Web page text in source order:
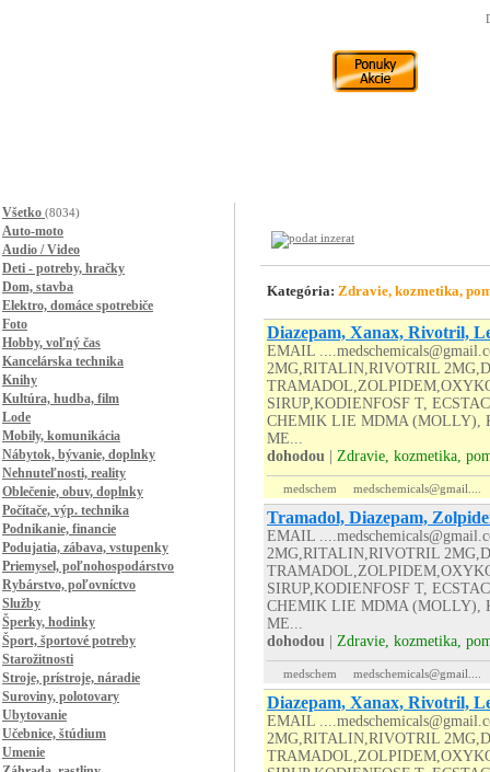
Všetko (8034)
Auto-moto
Audio / Video
Deti - potreby, hračky
Dom, stavba
Elektro, domáce spotrebiče
Foto
Hobby, voľný čas
Kancelárska technika
Knihy
Kultúra, hudba, film
Lode
Mobily, komunikácia
Nábytok, bývanie, doplnky
Nehnuteľnosti, reality
Oblečenie, obuv, doplnky
Počítače, výp. technika
Podnikanie, financie
Podujatia, zábava, vstupenky
Priemysel, poľnohospodárstvo
Rybárstvo, poľovníctvo
Služby
Šperky, hodinky
Šport, športové potreby
Starožitnosti
Stroje, prístroje, náradie
Suroviny, polotovary
Ubytovanie
Učebnice, štúdium
Umenie
Kategória: Zdravie, kozmetika,
Diazepam, Xanax, Rivotril,
EMAIL
2MG,RITALIN,RIVOTRIL
SIRUP,KODIENFOSF T,
CHEMIK LIE MDMA (MOLLY),
ME...
dohodou
Zdravie, kozmetika,
medschem medschemicals@gmail....
Tramadol, Diazepam,
EMAIL
2MG,RITALIN,RIVOTRIL
SIRUP,KODIENFOSF T,
CHEMIK LIE MDMA (MOLLY),
ME...
dohodou
Zdravie, kozmetika,
medschem medschemicals@gmail....
Diazepam, Xanax, Rivotril,
EMAIL
2MG,RITALIN,RIVOTRIL